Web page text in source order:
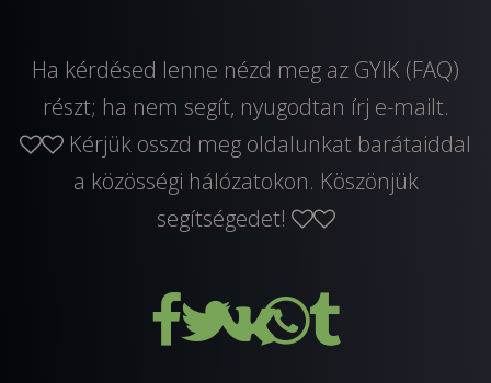
Ha kérdésed lenne nézd meg az GYIK (FAQ)
részt; ha nem segít, nyugodtan írj e-mailt.
Kérjük osszd meg oldalunkat barátaiddal
a közösségi hálózatokon. Köszönjük
segítségedet!